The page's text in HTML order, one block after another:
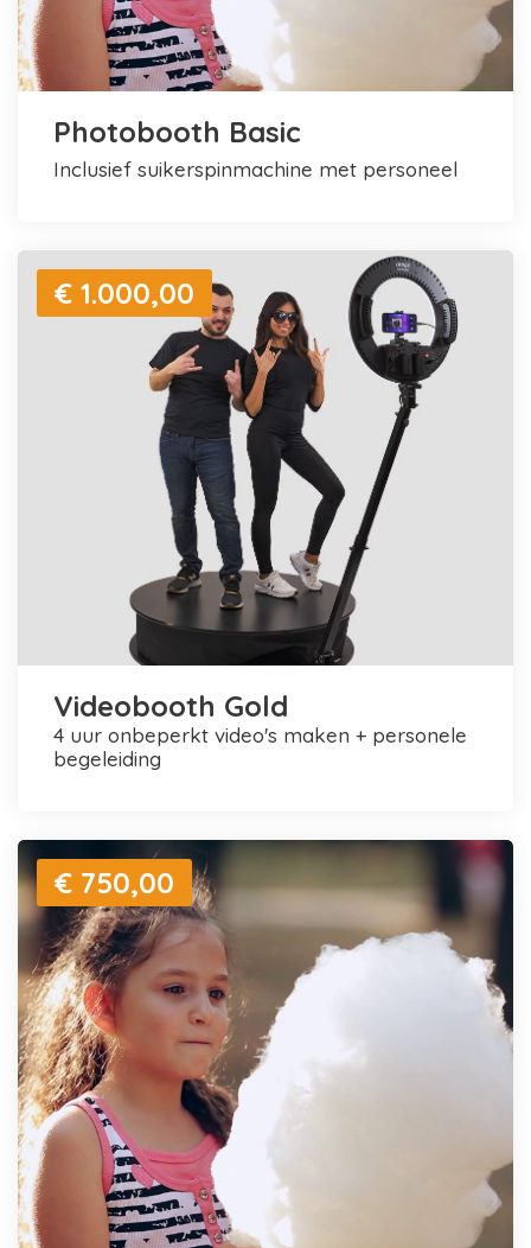
Photobooth Basic
inclusief suikerspinmachine met personeel
€ 1.000,00
Videobooth Gold
4 uur onbeperkt video's maken + personele
begeleiding
€ 750,00